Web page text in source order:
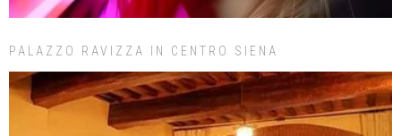
PALAZZO RAVIZZA IN CENTRO SIENA